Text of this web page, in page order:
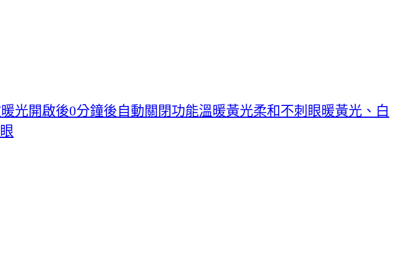
光開啟後0分鐘後自動關閉功能溫暖黃光柔和不刺眼暖黃光、白